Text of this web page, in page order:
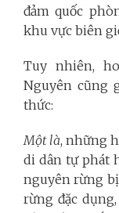
đảm quốc
khu vực biên
Tuy nhiên,
Nguyên cũng
thức:
Một là, những
di dân tự phát
nguyên rừng
rừng đặc